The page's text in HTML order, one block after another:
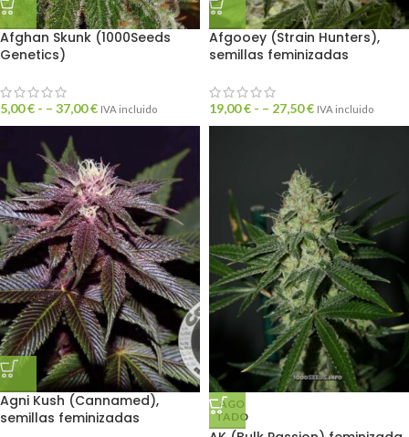
Afghan Skunk (1000Seeds
Genetics)
5,00€ - – 37,00€ IVA incluido
Afgooey (Strain Hunters),
semillas feminizadas
19,00€ - – 27,50€ IVA incluido
Agni Kush (Cannamed),
semillas feminizadas
AGO
TADO